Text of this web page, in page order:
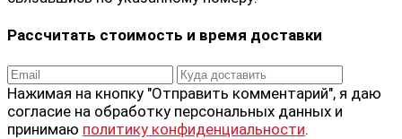
Рассчитать стоимость и время доставки
Нажимая на кнопку "Отправить комментарий", я даю
согласие на обработку персональных данных и
принимаю политику конфиденциальности.